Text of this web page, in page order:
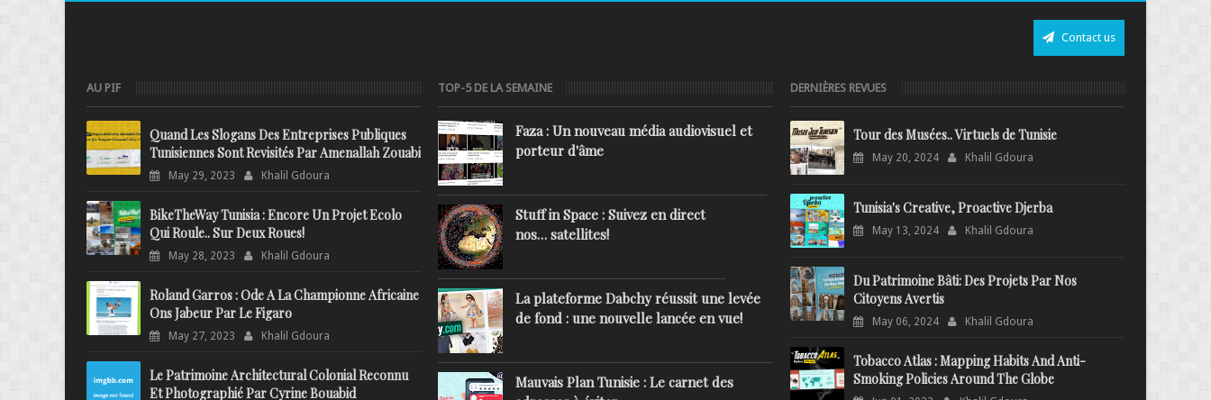
Contact us
AU PIF
Quand Les Slogans Des Entreprises Publiques
Tunisiennes Sont Revisités Par Amenallah Zouabi
May 29, 2023 Khalil Gdoura
BikeTheWay Tunisia : Encore Un Projet Ecolo
Qui Roule.. Sur Deux Roues!
May 28, 2023 Khalil Gdoura
Roland Garros : Ode A La Championne Africaine
Ons Jabeur Par Le Figaro
May 27, 2023 Khalil Gdoura
Le Patrimoine Architectural Colonial Reconnu
Et Photographié Par Cyrine Bouabid
TOP-5 DE LA SEMAINE
Faza : Un nouveau média audiovisuel et
porteur d'âme
Stuff in Space : Suivez en direct
nos… satellites!
La plateforme Dabchy réussit une levée
de fond : une nouvelle lancée en vue!
Mauvais Plan Tunisie : Le carnet des
DERNIÈRES REVUES
Tour des Musées.. Virtuels de Tunisie
May 20, 2024 Khalil Gdoura
Tunisia's Creative, Proactive Djerba
May 13, 2024 Khalil Gdoura
Du Patrimoine Bâti: Des Projets Par Nos
Citoyens Avertis
May 06, 2024 Khalil Gdoura
Tobacco Atlas : Mapping Habits And Anti-
Smoking Policies Around The Globe